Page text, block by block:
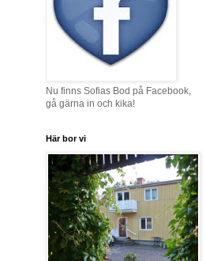
Nu finns Sofias Bod på Facebook,
gå gärna in och kika!
Här bor vi